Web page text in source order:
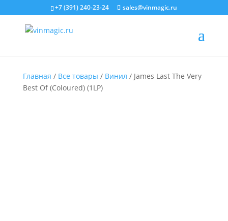
+7 (391) 240-23-24 sales@vinmagic.ru
Главная / Все товары / Винил / James Last The Very
Best Of (Coloured) (1LP)